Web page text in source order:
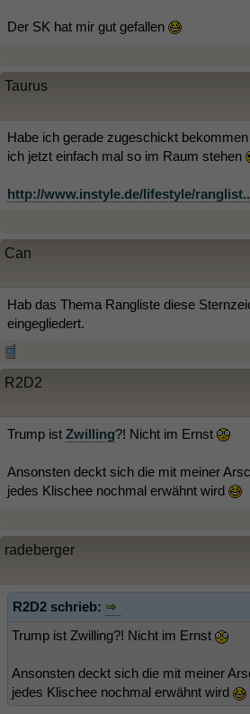
Der SK hat mir gut gefallen
Taurus
Habe ich gerade zugeschickt
ich jetzt einfach mal so im Raum stehen
http://www.instyle.de/lifestyle/
Can
Hab das Thema Rangliste diese
eingegliedert.
R2D2
Trump ist Zwilling?! Nicht im Ernst
Ansonsten deckt sich die mit meiner
jedes Klischee nochmal erwähnt wird
radeberger
R2D2 schrieb:
Trump ist Zwilling?! Nicht im Ernst
Ansonsten deckt sich die mit meiner
jedes Klischee nochmal erwähnt wird